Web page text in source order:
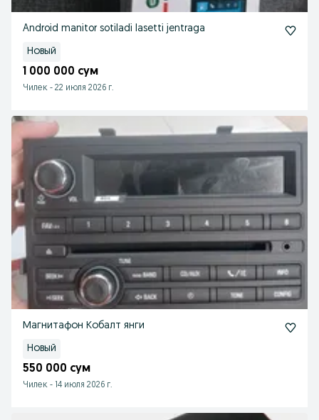
Android manitor sotiladi lasetti jentraga
Новый
1 000 000 сум
Чилек - 22 июля 2026 г.
Магнитафон Кобалт янги
Новый
550 000 сум
Чилек - 14 июля 2026 г.